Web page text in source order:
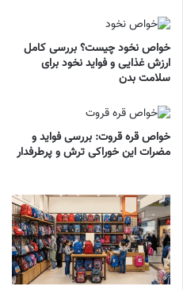
خواص نخود چیست؟ بررسی کامل
ارزش غذایی و فواید نخود برای
سلامت بدن
خواص قره قروت: بررسی فواید و
مضرات این خوراکی ترش و پرطرفدار